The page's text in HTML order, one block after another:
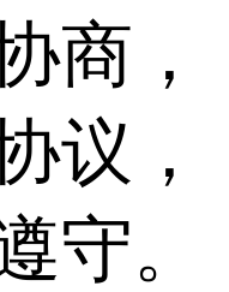
商，
议，
守。